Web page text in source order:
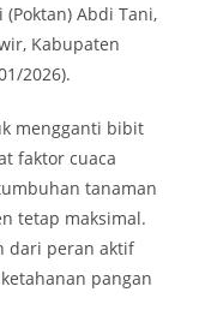
Abdi Tani,
Kabupaten
2026).
mengganti bibit
faktor cuaca
tanaman
tetap maksimal.
dari peran aktif
pangan